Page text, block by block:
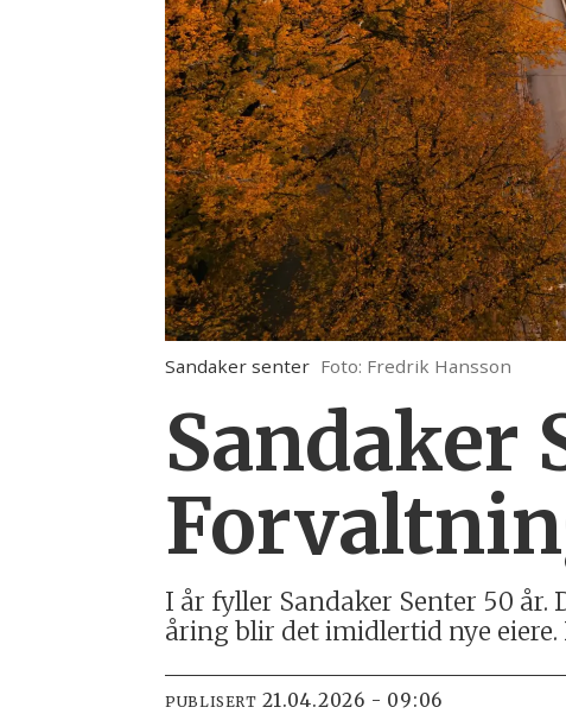
Sandaker senter Foto: Fredrik Hansson
Sandaker
I år fyller Sandaker Senter 50 år.
åring blir det imidlertid nye
PUBLISERT 21.04.2026 - 09:06